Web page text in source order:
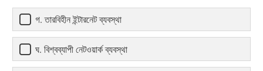
গ. তারবিহীন ইন্টারনেট ব্যবস্থা
ঘ. বিশ্বব্যাপী নেটওয়ার্ক ব্যবস্থা